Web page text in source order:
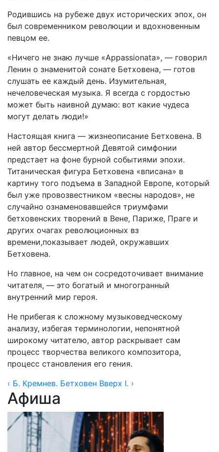
Родившись на рубеже двух исторических эпох, он
был современником революции и вдохновенным
певцом ее.
«Ничего не знаю лучше «Appassionata», — говорил
Ленин о знаменитой сонате Бетховена, — готов
слушать ее каждый день. Изумительная,
нечеловеческая музыка. Я всегда с гордостью
может быть наивной думаю: вот какие чудеса
могут делать люди!»
Настоящая книга — жизнеописание Бетховена. В
ней автор бессмертной Девятой симфонии
предстает на фоне бурной событиями эпохи.
Титаническая фигура Бетховена «вписана» в
картину того подъема в Западной Европе, который
был уже провозвестником «весны народов», не
случайно ознаменовавшейся триумфами
бетховенских творений в Вене, Париже, Праге и
других очагах революционных вз
времени,показывает людей, окружавших
Бетховена.
Но главное, на чем он сосредоточивает внимание
читателя, — это богатый и многогранный
внутренний мир героя.
Не прибегая к сложному музыковедческому
анализу, избегая терминологии, непонятной
широкому читателю, автор раскрывает сам
процесс творчества великого композитора,
процесс становления его гения.
‹ Б. Кремнев. Бетховен Вверх I. ›
Афиша